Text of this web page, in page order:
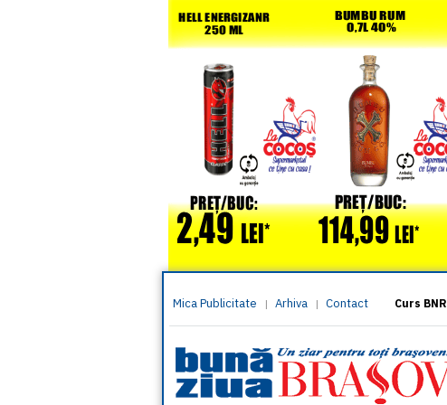
Mica Publicitate | Arhiva | Contact Curs BNR